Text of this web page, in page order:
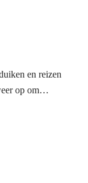
en reizen
op om…